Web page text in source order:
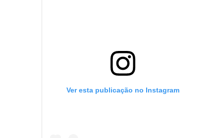
Ver esta publicação no Instagram